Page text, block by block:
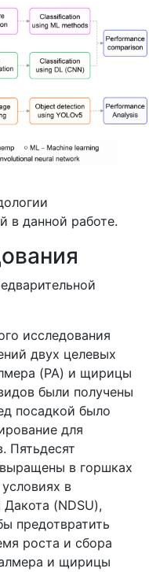
в данной работе.
исследования
двух целевых
(PA) и щирицы
были получены
посадкой было
для
Пятьдесят
в горшках
в
(NDSU),
предотвратить
роста и сбора
и щирицы